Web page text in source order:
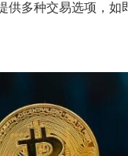
多种交易选项，如